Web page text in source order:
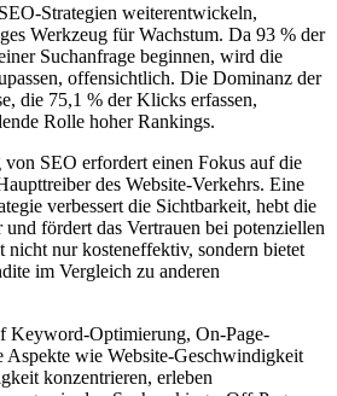
Strategien weiterentwickeln,
Werkzeug für Wachstum. Da 93 % der
Suchanfrage beginnen, wird die
offensichtlich. Die Dominanz der
die 75,1 % der Klicks erfassen,
Rolle hoher Rankings.
SEO erfordert einen Fokus auf die
des Website-Verkehrs. Eine
verbessert die Sichtbarkeit, hebt die
fördert das Vertrauen bei potenziellen
nicht nur kosteneffektiv, sondern bietet
im Vergleich zu anderen
Keyword-Optimierung, On-Page-
Aspekte wie Website-Geschwindigkeit
konzentrieren, erleben